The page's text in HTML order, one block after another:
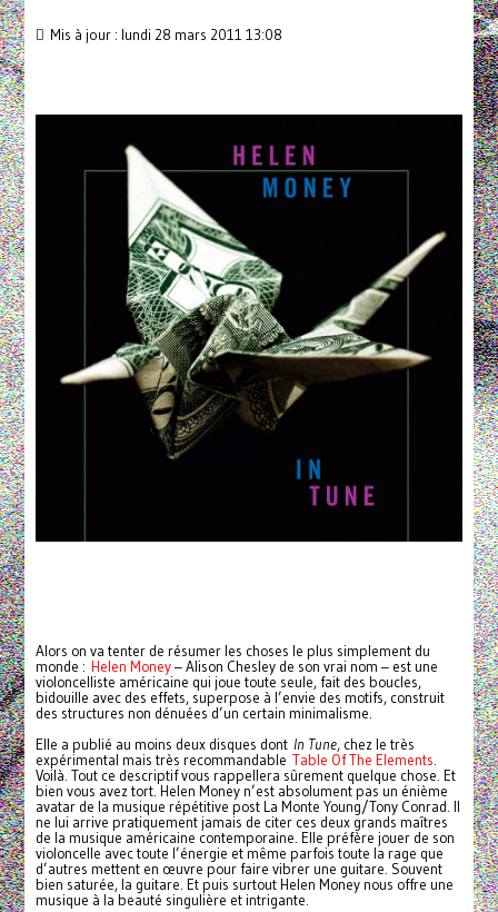
Mis à jour : lundi 28 mars 2011 13:08
Alors on va tenter de résumer les choses le plus simplement du
monde : Helen Money– Alison Chesley de son vrai nom – est une
violoncelliste américaine qui joue toute seule, fait des boucles,
bidouille avec des effets, superpose à l’envie des motifs, construit
des structures non dénuées d’un certain minimalisme.
Elle a publié au moins deux disques dont In Tune, chez le très
expérimental mais très recommandable Table Of The Elements.
Voilà. Tout ce descriptif vous rappellera sûrement quelque chose. Et
bien vous avez tort. Helen Money n’est absolument pas un énième
avatar de la musique répétitive post La Monte Young/Tony Conrad. Il
ne lui arrive pratiquement jamais de citer ces deux grands maîtres
de la musique américaine contemporaine. Elle préfère jouer de son
violoncelle avec toute l’énergie et même parfois toute la rage que
d’autres mettent en œuvre pour faire vibrer une guitare. Souvent
bien saturée, la guitare. Et puis surtout Helen Money nous offre une
musique à la beauté singulière et intrigante.